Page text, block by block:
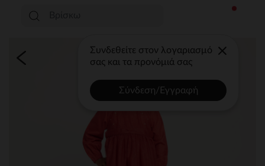
Συνδεθείτε στον λογαριασμό
σας και τα προνόμιά σας
Σύνδεση/Εγγραφή